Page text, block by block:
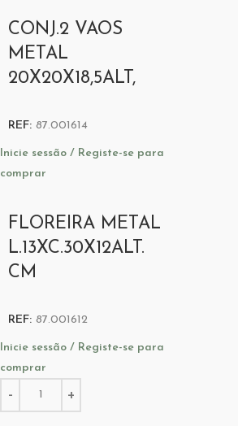
CONJ.2 VAOS
METAL
20X20X18,5ALT,
REF: 87.001614
Inicie sessão / Registe-se para
comprar
FLOREIRA METAL
L.13XC.30X12ALT.
CM
REF: 87.001612
Inicie sessão / Registe-se para
comprar